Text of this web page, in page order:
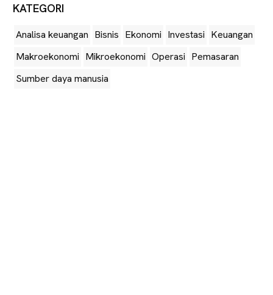
KATEGORI
Analisa keuangan Bisnis Ekonomi Investasi Keuangan
Makroekonomi Mikroekonomi Operasi Pemasaran
Sumber daya manusia